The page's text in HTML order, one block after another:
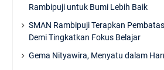
Rambipuji untuk Bumi Lebih Baik
SMAN Rambipuji Terapkan
Demi Tingkatkan Fokus Belajar
Gema Nityawira, Menyatu dalam